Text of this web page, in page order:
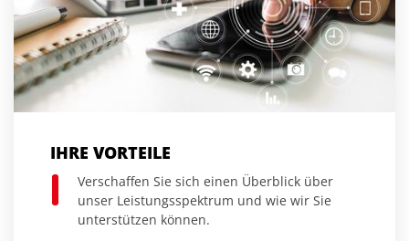
IHRE VORTEILE
Verschaffen Sie sich einen Überblick über
unser Leistungsspektrum und wie wir Sie
unterstützen können.